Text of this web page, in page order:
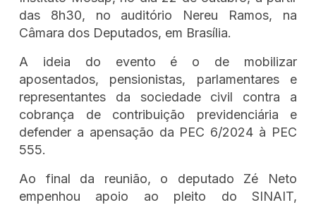
das 8h30, no auditório Nereu Ramos, na
Câmara dos Deputados, em Brasília.
A ideia do evento é o de mobilizar
aposentados, pensionistas, parlamentares e
representantes da sociedade civil contra a
cobrança de contribuição previdenciária e
defender a apensação da PEC 6/2024 à PEC
555.
Ao final da reunião, o deputado Zé Neto
empenhou apoio ao pleito do SINAIT,